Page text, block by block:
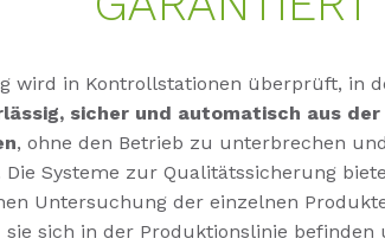
wird in Kontrollstationen überprüft, in
sicher und automatisch aus
, ohne den Betrieb zu unterbrechen
Systeme zur Qualitätssicherung
Untersuchung der einzelnen
sie sich in der Produktionslinie befinden